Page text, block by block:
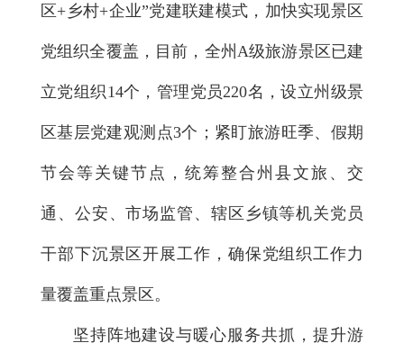
区+乡村+企业”党建联建模式，加快实现景区
党组织全覆盖，目前，全州A级旅游景区已建
立党组织14个，管理党员220名，设立州级景
区基层党建观测点3个；紧盯旅游旺季、假期
节会等关键节点，统筹整合州县文旅、交
通、公安、市场监管、辖区乡镇等机关党员
干部下沉景区开展工作，确保党组织工作力
量覆盖重点景区。
坚持阵地建设与暖心服务共抓，提升游